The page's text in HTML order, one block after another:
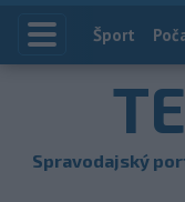
Index
Šport
Spravodajský